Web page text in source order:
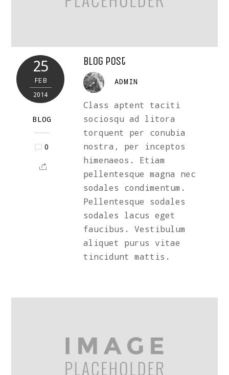
25
FEB
2014
BLOG
0
Blog Post
ADMIN
Class aptent taciti
sociosqu ad litora
torquent per conubia
nostra, per inceptos
himenaeos. Etiam
pellentesque magna nec
sodales condimentum.
Pellentesque sodales
sodales lacus eget
faucibus. Vestibulum
aliquet purus vitae
tincidunt mattis.